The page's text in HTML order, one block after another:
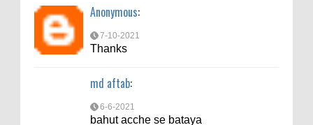
Anonymous:
7-10-2021
Thanks
md aftab:
6-6-2021
bahut acche se bataya